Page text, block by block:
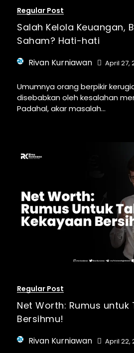
Regular Post
Salah Kelola Keuangan,
Saham? Hati-hati
Rivan Kurniawan April 27,
Umumnya orang berpikir
disebabkan oleh kesalahan
Padahal, akar masalah...
Regular Post
Net Worth: Rumus untuk
Bersihmu!
Rivan Kurniawan April 22,